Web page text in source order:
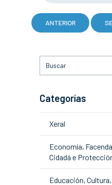
ANTERIOR
Categorías
Xeral
Economía,
Cidadá e
Educación, Cultura,